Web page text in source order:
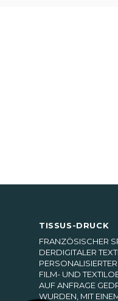
TISSUS-DRUCK
FRANZÖSISCHER
DERDIGITALER
FILM- UND
AUF ANFRAGE
WURDEN, MIT